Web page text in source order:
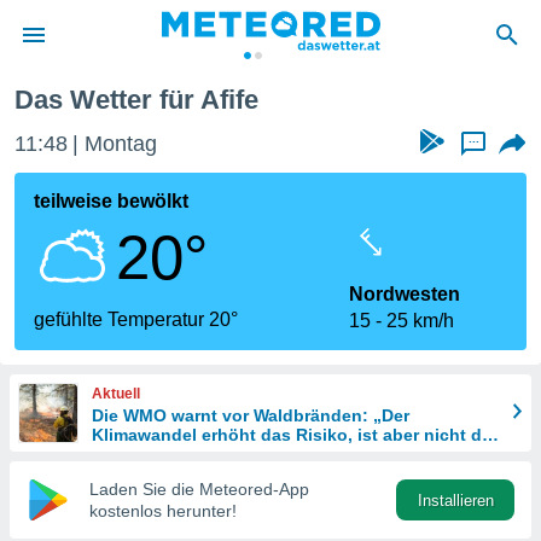
wurde
dass
sind.
diese
Das Wetter für Afife
11:48 Montag ...
teilweise bewölkt
20°
gefühlte Temperatur 20°
Nordwesten
15
25 km/h
Aktuell
Die WMO warnt vor Waldbränden: „Der
Klimawandel erhöht das Risiko, ist aber nicht die
Laden Sie die Meteored-App
kostenlos herunter!
Installieren